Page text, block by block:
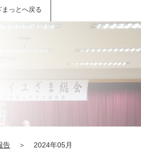
っとへ戻る
告 ＞ 2024年05月